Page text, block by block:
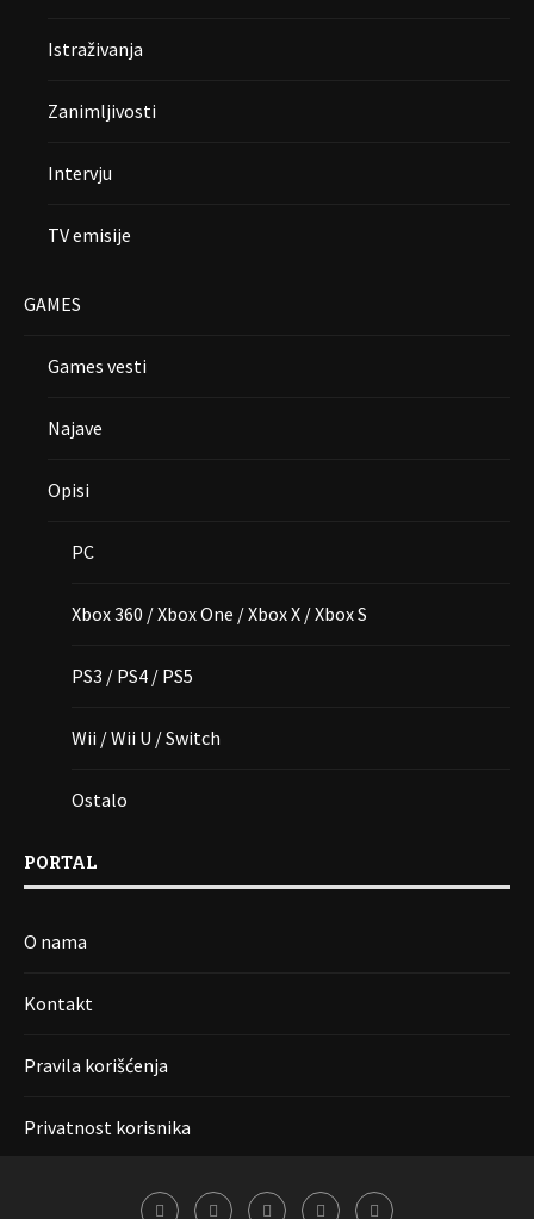
Istraživanja
Zanimljivosti
Intervju
TV emisije
GAMES
Games vesti
Najave
Opisi
PC
Xbox 360 / Xbox One / Xbox X / Xbox S
PS3 / PS4 / PS5
Wii / Wii U / Switch
Ostalo
PORTAL
O nama
Kontakt
Pravila korišćenja
Privatnost korisnika